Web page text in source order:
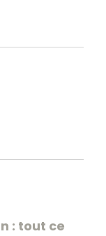
: tout ce